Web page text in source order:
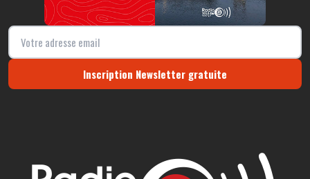
Inscription Newsletter gratuite